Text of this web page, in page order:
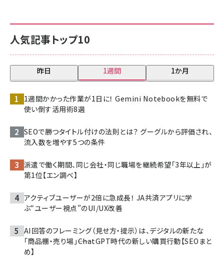
人気記事トップ10
昨日 1週間 1か月
1週間かかった作業が1日に！ Gemini Notebookを無料で
使い倒す活用術8選
SEOで勝つタイトル付けの法則とは？ グーグルから評価され、
流入数を増やす5つの条件
派遣で働く期間、同じ会社・同じ職場を継続希望「3年以上」が
第1位【エン調べ】
アクティブユーザーが2倍に急成長！ JA共済アプリに学
ぶ“ユーザー視点”のUI/UX改善
AI回答のフレーミング（見せ方・提示）は、デジタルの新たな
「商品棚・売り場」――ChatGPT時代の新しい購買行動【SEOまと
め】